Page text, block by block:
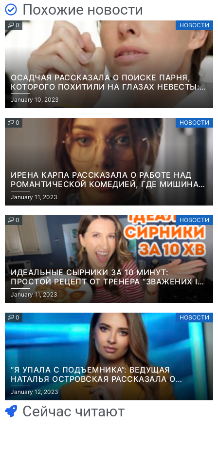
Похожие новости
0 НОВОСТИ
ОСАДЧАЯ РАССКАЗАЛА О ПОИСКЕ ПАРНЯ,
КОТОРОГО ПОХИТИЛИ НА ГЛАЗАХ НЕВЕСТЫ:
“ОН ВЕСЬ УДАР ПРИНЯЛ НА СЕБЯ”
January 10, 2023
0 НОВОСТИ
ИРЕНА КАРПА РАССКАЗАЛА О РАБОТЕ НАД
РОМАНТИЧЕСКОЙ КОМЕДИЕЙ, ГДЕ МИШИНА В
РОЛИ МАТЕРИ-ОДИНОЧКИ
January 11, 2023
0 НОВОСТИ
ИДЕАЛЬНЫЕ СЫРНИКИ ЗА 10 МИНУТ:
ПРОСТОЙ РЕЦЕПТ ОТ ТРЕНЕРА “ЗВАЖЕНИХ І
ЩАСЛИВИХ” АНИТЫ ЛУЦЕНКО
January 11, 2023
0 НОВОСТИ
“Я УПАЛА С ПОДЪЕМНИКА”: ВЕДУЩАЯ
НАТАЛЬЯ ОСТРОВСКАЯ РАССКАЗАЛА О
НЕПРИЯТНОМ ИНЦИДЕНТЕ В ЗИМНИХ
КАРПАТАХ
January 12, 2023
Сейчас читают
Игры
В Rust теперь
Часть геймеров
считает, что мы